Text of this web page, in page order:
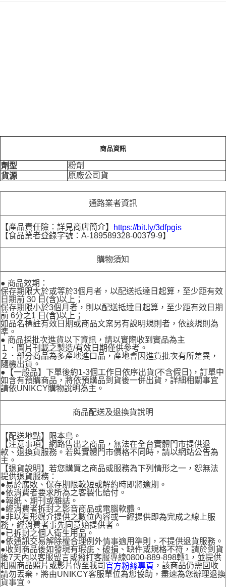
商品資訊
劑型
粉劑
貨源
原廠公司貨
通路業者資訊
【產品責任險：詳見商店簡介】
https://bit.ly/3dfpgis
【食品業者登錄字號：A-189589328-00379-9】
購物須知
● 商品效期：
保存期限大於或等於3個月者，以配送抵達日起算，至少距有效
日期前 30 日(含)以上；
保存期限小於3個月者，則以配送抵達日起算，至少距有效日期
前 6分之1 日(含)以上；
如品名標註有效日期或商品文案另有說明規則者，依該規則為
準。
● 商品採批次進貨以下資訊，請以實際收到實品為主
１．圖片刊載之製造/有效日期僅供參考。
２．部分商品為多產地進口品，產地會因進貨批次有所差異，
隨機出貨。
●【一般品】下單後約1-3個工作日依序出貨(不含假日)，訂單中
如含有預購商品，將依預購品到貨後一併出貨，詳細相關事宜
請依UNIKCY購物說明為主。
商品配送及退換貨說明
【配送地點】限本島。
【注意事項】網路售出之商品，無法在全台實體門市提供退
款、退換貨服務。若與實體門市價格不同時，請以網站公告為
主。
【退貨說明】若您購買之商品或服務為下列情形之一，恕無法
提供退貨服務：
●易於腐敗、保存期限較短或解約時即將逾期。
●依消費者要求所為之客製化給付。
●報紙、期刊或雜誌。
●經消費者拆封之影音商品或電腦軟體。
●非以有形媒介提供之數位內容或一經提供即為完成之線上服
務，經消費者事先同意始提供者。
●已拆封之個人衛生用品。
●依通訊交易解除權合理例外情事適用準則，不提供退貨服務。
●收到商品後如發現有瑕疵、破損、缺件或規格不符，請於到貨
後7天內以客服留言或撥打客服專線0800-889-898轉1，並提供
相關商品照片或影片傳至我司 官方粉絲專頁 ，該商品仍需回收
請勿丟棄，將由UNIKCY客服單位為您協助，盡速為您辦理退換
貨事宜。